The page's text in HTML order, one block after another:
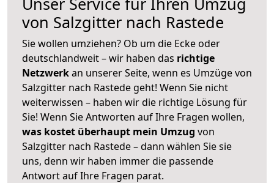
von Salzgitter nach Rastede
Sie wollen umziehen? Ob um die Ecke oder
deutschlandweit – wir haben das richtige
Netzwerkan unserer Seite, wenn es Umzüge von
Salzgitter nach Rastede geht! Wenn Sie nicht
weiterwissen – haben wir die richtige Lösung für
Sie! Wenn Sie Antworten auf Ihre Fragen wollen,
was kostet überhaupt mein Umzug von
Salzgitter nach Rastede – dann wählen Sie sie
uns, denn wir haben immer die passende
Antwort auf Ihre Fragen parat.